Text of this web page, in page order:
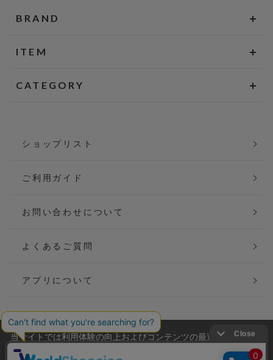
BRAND
ITEM
CATEGORY
ショップリスト
ご利用ガイド
お問い合わせについて
よくあるご質問
アプリについて
会社概要
当サイトでは利用体験の向上およびコンテンツの最適な提供、ト
ラフィックの分析を目的としてCookieを使用しています。